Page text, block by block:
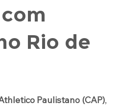
Rio de
Paulistano (CAP),